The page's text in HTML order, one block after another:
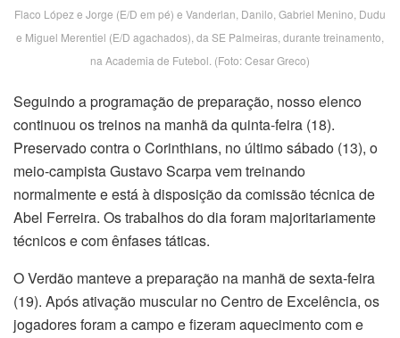
Flaco López e Jorge (E/D em pé) e Vanderlan, Danilo, Gabriel Menino, Dudu
e Miguel Merentiel (E/D agachados), da SE Palmeiras, durante treinamento,
na Academia de Futebol. (Foto: Cesar Greco)
Seguindo a programação de preparação, nosso elenco
continuou os treinos na manhã da quinta-feira (18).
Preservado contra o Corinthians, no último sábado (13), o
meio-campista Gustavo Scarpa vem treinando
normalmente e está à disposição da comissão técnica de
Abel Ferreira. Os trabalhos do dia foram majoritariamente
técnicos e com ênfases táticas.
O Verdão manteve a preparação na manhã de sexta-feira
(19). Após ativação muscular no Centro de Excelência, os
jogadores foram a campo e fizeram aquecimento com e